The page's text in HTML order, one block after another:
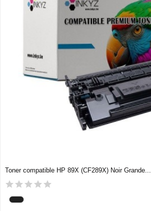
Toner compatible HP 89X (CF289X) Noir Grande...